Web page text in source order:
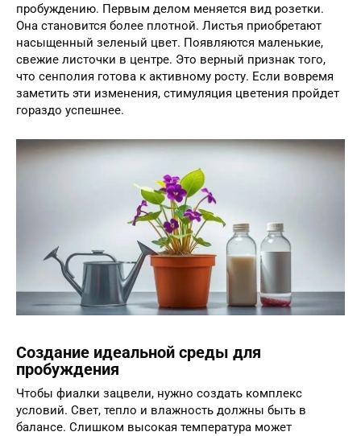
пробуждению. Первым делом меняется вид розетки.
Она становится более плотной. Листья приобретают
насыщенный зеленый цвет. Появляются маленькие,
свежие листочки в центре. Это верный признак того,
что сенполия готова к активному росту. Если вовремя
заметить эти изменения, стимуляция цветения пройдет
гораздо успешнее.
Создание идеальной среды для
пробуждения
Чтобы фиалки зацвели, нужно создать комплекс
условий. Свет, тепло и влажность должны быть в
балансе. Слишком высокая температура может